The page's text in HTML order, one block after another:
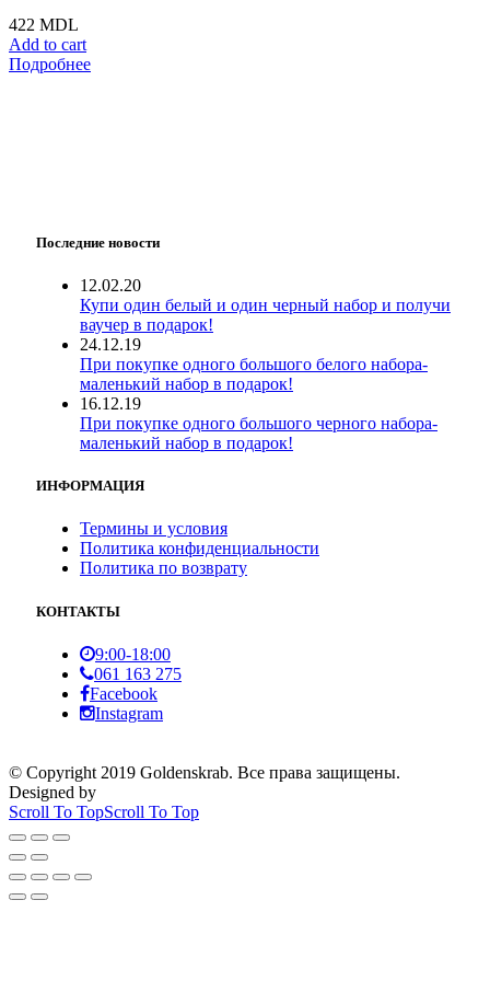
422 MDL
Add to cart
Подробнее
Последние новости
12.02.20
Купи один белый и один черный набор и получи
ваучер в подарок!
24.12.19
При покупке одного большого белого набора-
маленький набор в подарок!
16.12.19
При покупке одного большого черного набора-
маленький набор в подарок!
ИНФОРМАЦИЯ
Термины и условия
Политика конфиденциальности
Политика по возврату
КОНТАКТЫ
9:00-18:00
061 163 275
Facebook
Instagram
© Copyright 2019 Goldenskrab. Все права защищены.
Designed by
Scroll To TopScroll To Top